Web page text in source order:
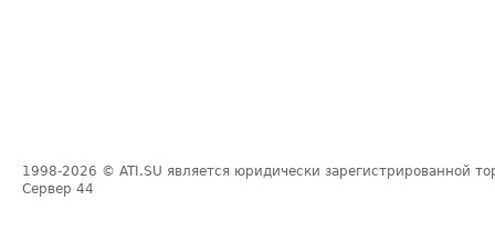
1998-2026 © ATI.SU является юридически зарегистрированной
Сервер 44